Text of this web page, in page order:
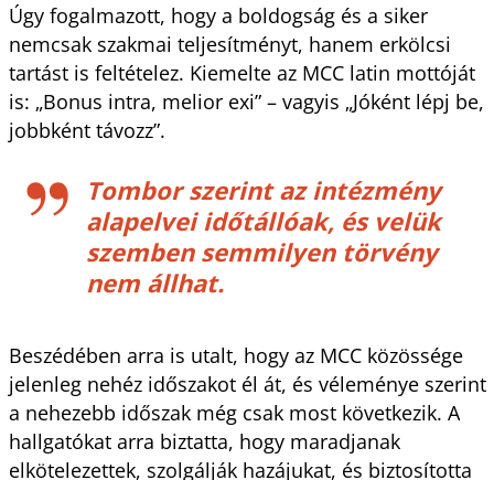
Úgy fogalmazott, hogy a boldogság és a siker
nemcsak szakmai teljesítményt, hanem erkölcsi
tartást is feltételez. Kiemelte az MCC latin mottóját
is: „Bonus intra, melior exi” – vagyis „Jóként lépj be,
jobbként távozz”.
Tombor szerint az intézmény
alapelvei időtállóak, és velük
szemben semmilyen törvény
nem állhat.
Beszédében arra is utalt, hogy az MCC közössége
jelenleg nehéz időszakot él át, és véleménye szerint
a nehezebb időszak még csak most következik. A
hallgatókat arra biztatta, hogy maradjanak
elkötelezettek, szolgálják hazájukat, és biztosította